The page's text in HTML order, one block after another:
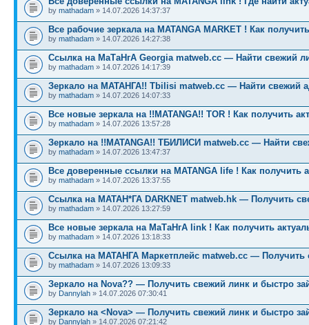
by mathadam » 14.07.2026 14:37:37
Все рабочие зеркала на MATANGA MARKET ! Как
by mathadam » 14.07.2026 14:27:38
Ссылка на МаТаНгА Georgia matweb.cc — Найти свежий
by mathadam » 14.07.2026 14:17:39
Зеркало на МАТАНГА!! Tbilisi matweb.cc — Найти свежий
by mathadam » 14.07.2026 14:07:33
Все новые зеркала на !!MATANGA!! TOR ! Как получить
by mathadam » 14.07.2026 13:57:28
Зеркало на !!MATANGA!! ТБИЛИСИ matweb.cc — Найти
by mathadam » 14.07.2026 13:47:37
Все доверенные ссылки на MATANGA life ! Как получить
by mathadam » 14.07.2026 13:37:55
Ссылка на МАТАН*ГА DARKNET matweb.hk — Получить
by mathadam » 14.07.2026 13:27:59
Все новые зеркала на МаТаНгА link ! Как получить
by mathadam » 14.07.2026 13:18:33
Ссылка на МАТАНГА Маркетплейс matweb.cc — Получить
by mathadam » 14.07.2026 13:09:33
Зеркало на Nova?? — Получить свежий линк и быстро
by Dannylah » 14.07.2026 07:30:41
Зеркало на <Nova> — Получить свежий линк и быстро
by Dannylah » 14.07.2026 07:21:42